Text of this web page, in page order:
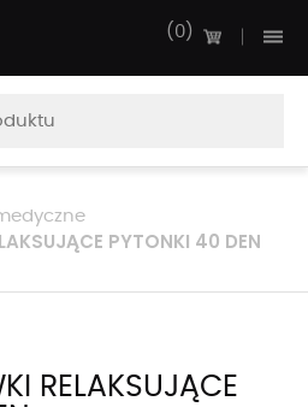
0
PYTONKI 40 DEN
RELAKSUJĄCE